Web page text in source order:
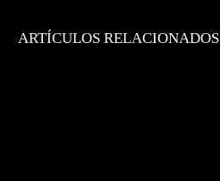
ARTÍCULOS RELACIONADOS